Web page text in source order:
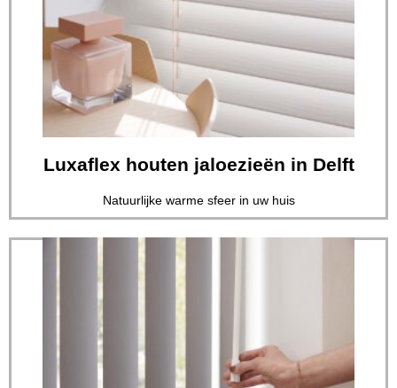
Luxaflex houten jaloezieën in Delft
Natuurlijke warme sfeer in uw huis
Luxaflex houten jaloezieën in Delft
Eradus Zonwering heeft de meest veelzijdige collectie
op het gebied van raamdecoratie...
Lees verder
op het gebied van raamdecoratie...